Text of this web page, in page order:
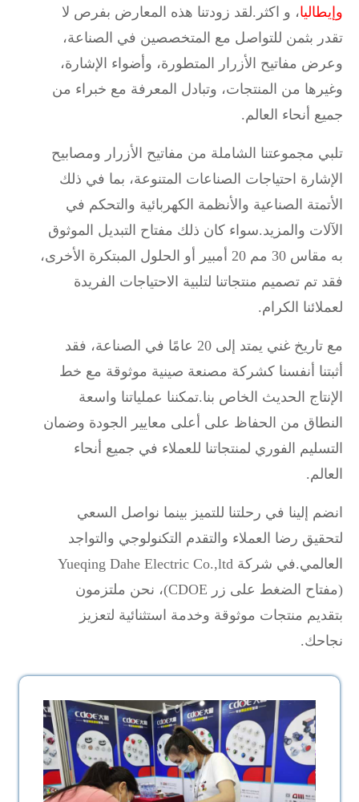
وإيطاليا، و اكثر.لقد زودتنا هذه المعارض بفرص لا
تقدر بثمن للتواصل مع المتخصصين في الصناعة،
وعرض مفاتيح الأزرار المتطورة، وأضواء الإشارة،
وغيرها من المنتجات، وتبادل المعرفة مع خبراء من
جميع أنحاء العالم.
تلبي مجموعتنا الشاملة من مفاتيح الأزرار ومصابيح
الإشارة احتياجات الصناعات المتنوعة، بما في ذلك
الأتمتة الصناعية والأنظمة الكهربائية والتحكم في
الآلات والمزيد.سواء كان ذلك مفتاح التبديل الموثوق
به مقاس 30 مم 20 أمبير أو الحلول المبتكرة الأخرى،
فقد تم تصميم منتجاتنا لتلبية الاحتياجات الفريدة
لعملائنا الكرام.
مع تاريخ غني يمتد إلى 20 عامًا في الصناعة، فقد
أثبتنا أنفسنا كشركة مصنعة صينية موثوقة مع خط
الإنتاج الحديث الخاص بنا.تمكننا عملياتنا واسعة
النطاق من الحفاظ على أعلى معايير الجودة وضمان
التسليم الفوري لمنتجاتنا للعملاء في جميع أنحاء
العالم.
انضم إلينا في رحلتنا للتميز بينما نواصل السعي
لتحقيق رضا العملاء والتقدم التكنولوجي والتواجد
العالمي.في شركة Yueqing Dahe Electric Co.,ltd
(مفتاح الضغط على زر CDOE)، نحن ملتزمون
بتقديم منتجات موثوقة وخدمة استثنائية لتعزيز
نجاحك.